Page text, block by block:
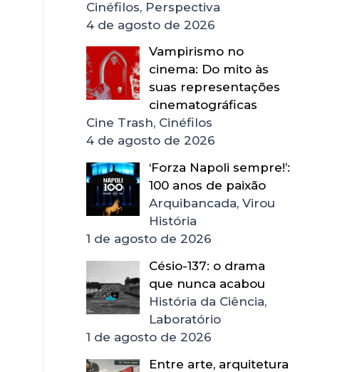
Cinéfilos, Perspectiva
4 de agosto de 2026
Vampirismo no
cinema: Do mito às
suas representações
cinematográficas
Cine Trash, Cinéfilos
4 de agosto de 2026
‘Forza Napoli sempre!’:
100 anos de paixão
Arquibancada, Virou
História
1 de agosto de 2026
Césio-137: o drama
que nunca acabou
História da Ciência,
Laboratório
1 de agosto de 2026
Entre arte, arquitetura